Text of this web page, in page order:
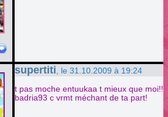
supertiti , le 31.10.2009 à 19:24
t pas moche entuukaa t mieux que moi!!
badria93 c vrmt méchant de ta part!